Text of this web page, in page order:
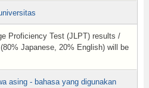
Proficiency Test (JLPT) results /
Japanese, 20% English) will be
asing - bahasa yang digunakan